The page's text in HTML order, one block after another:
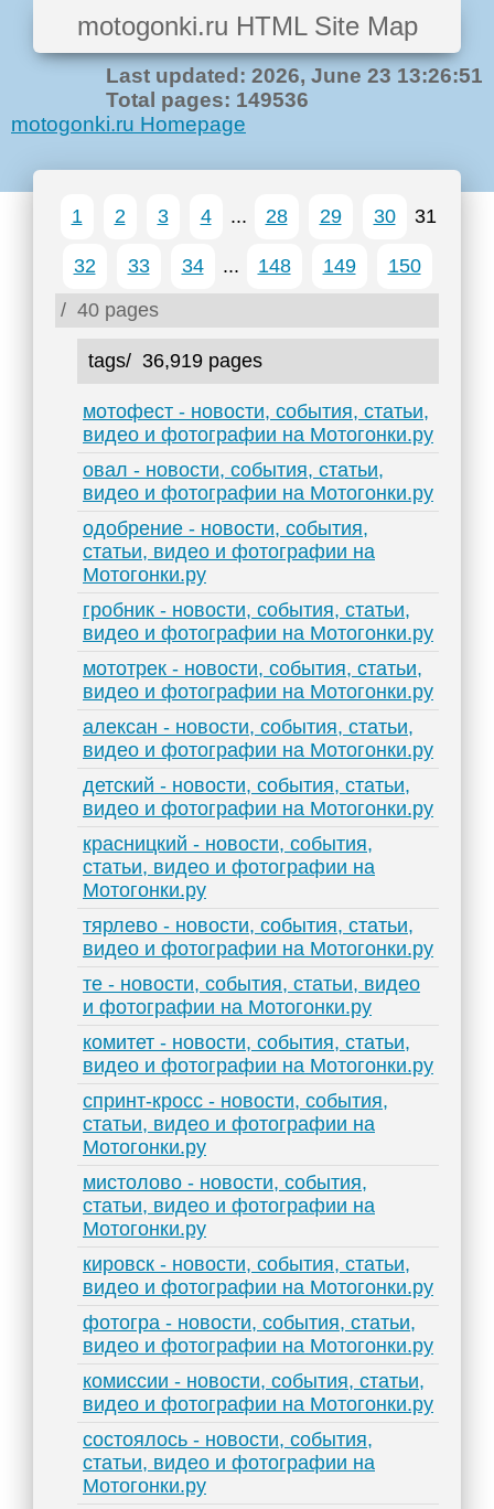
motogonki.ru HTML Site Map
Last updated: 2026, June 23 13:26:51
Total pages: 149536
motogonki.ru Homepage
1 2 3 4 ... 28 29 30 31
32 33 34 ... 148 149
150
/ 40 pages
tags/ 36,919 pages
мотофест - новости, события, статьи,
видео и фотографии на Мотогонки.ру
овал - новости, события, статьи,
видео и фотографии на Мотогонки.ру
одобрение - новости, события,
статьи, видео и фотографии на
Мотогонки.ру
гробник - новости, события, статьи,
видео и фотографии на Мотогонки.ру
мототрек - новости, события, статьи,
видео и фотографии на Мотогонки.ру
алексан - новости, события, статьи,
видео и фотографии на Мотогонки.ру
детский - новости, события, статьи,
видео и фотографии на Мотогонки.ру
красницкий - новости, события,
статьи, видео и фотографии на
Мотогонки.ру
тярлево - новости, события, статьи,
видео и фотографии на Мотогонки.ру
те - новости, события, статьи, видео
и фотографии на Мотогонки.ру
комитет - новости, события, статьи,
видео и фотографии на Мотогонки.ру
спринт-кросс - новости, события,
статьи, видео и фотографии на
Мотогонки.ру
мистолово - новости, события,
статьи, видео и фотографии на
Мотогонки.ру
кировск - новости, события, статьи,
видео и фотографии на Мотогонки.ру
фотогра - новости, события, статьи,
видео и фотографии на Мотогонки.ру
комиссии - новости, события, статьи,
видео и фотографии на Мотогонки.ру
состоялось - новости, события,
статьи, видео и фотографии на
Мотогонки.ру